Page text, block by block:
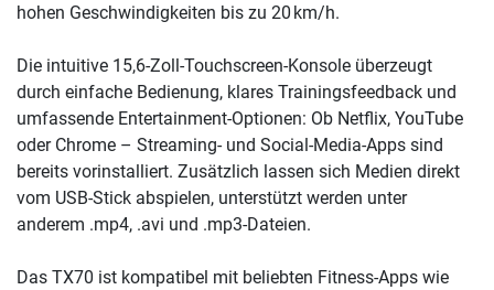
hohen Geschwindigkeiten bis zu 20 km/h.
Die intuitive 15,6-Zoll-Touchscreen-Konsole überzeugt
durch einfache Bedienung, klares Trainingsfeedback und
umfassende Entertainment-Optionen: Ob Netflix, YouTube
oder Chrome – Streaming- und Social-Media-Apps sind
bereits vorinstalliert. Zusätzlich lassen sich Medien direkt
vom USB-Stick abspielen, unterstützt werden unter
anderem .mp4, .avi und .mp3-Dateien.
Das TX70 ist kompatibel mit beliebten Fitness-Apps wie